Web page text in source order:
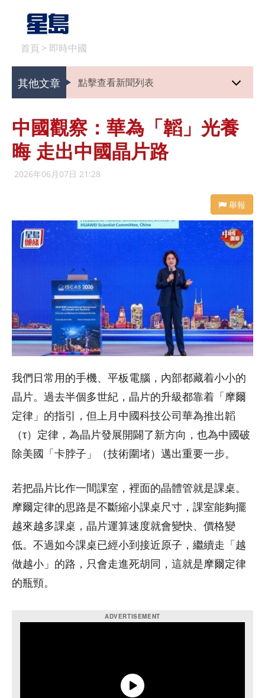
首頁 > 即時中國
其他文章 點擊查看新聞列表
中國觀察：華為「韜」光養
晦 走出中國晶片路
2026年06月07日 21:28
舉報
我們日常用的手機、平板電腦，內部都藏着小小的
晶片。過去半個多世紀，晶片的升級都靠着「摩爾
定律」的指引，但上月中國科技公司華為推出韜
（τ）定律，為晶片發展開闢了新方向，也為中國破
除美國「卡脖子」（技術圍堵）邁出重要一步。
若把晶片比作一間課室，裡面的晶體管就是課桌。
摩爾定律的思路是不斷縮小課桌尺寸，課室能夠擺
越來越多課桌，晶片運算速度就會變快、價格變
低。不過如今課桌已經小到接近原子，繼續走「越
做越小」的路，只會走進死胡同，這就是摩爾定律
的瓶頸。